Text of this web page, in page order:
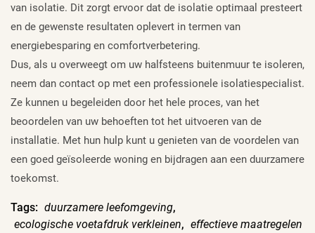
van isolatie. Dit zorgt ervoor dat de isolatie optimaal presteert
en de gewenste resultaten oplevert in termen van
energiebesparing en comfortverbetering.
Dus, als u overweegt om uw halfsteens buitenmuur te isoleren,
neem dan contact op met een professionele isolatiespecialist.
Ze kunnen u begeleiden door het hele proces, van het
beoordelen van uw behoeften tot het uitvoeren van de
installatie. Met hun hulp kunt u genieten van de voordelen van
een goed geïsoleerde woning en bijdragen aan een duurzamere
toekomst.
Tags: duurzamere leefomgeving,
ecologische voetafdruk verkleinen, effectieve maatregelen